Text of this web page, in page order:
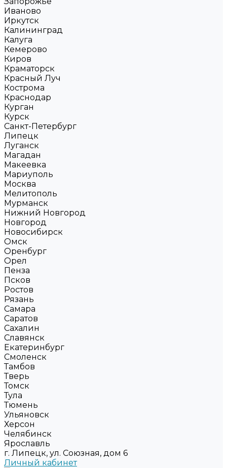
Иваново
Иркутск
Калининград
Калуга
Кемерово
Киров
Краматорск
Красный Луч
Кострома
Краснодар
Курган
Курск
Санкт-Петербург
Липецк
Луганск
Магадан
Макеевка
Мариуполь
Москва
Мелитополь
Мурманск
Нижний Новгород
Новгород
Новосибирск
Омск
Оренбург
Орел
Пенза
Псков
Ростов
Рязань
Самара
Саратов
Сахалин
Славянск
Екатеринбург
Смоленск
Тамбов
Тверь
Томск
Тула
Тюмень
Ульяновск
Херсон
Челябинск
Ярославль
г. Липецк, ул. Союзная, дом 6
Личный кабинет